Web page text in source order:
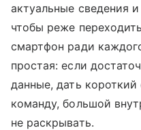
актуальные сведения
чтобы реже
смартфон ради
простая: если
данные, дать
команду, большой
не раскрывать.